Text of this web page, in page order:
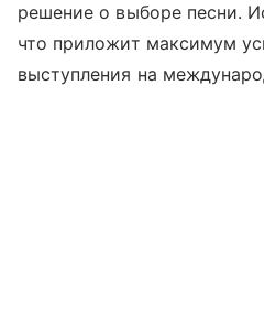
решение о выборе песни.
что приложит максимум
выступления на